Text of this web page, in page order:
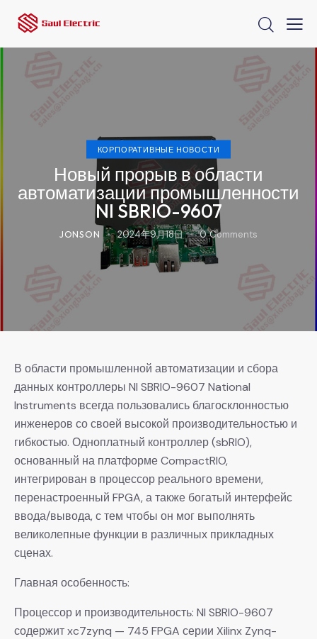
КОРПОРАТИВНЫЕ НОВОСТИ
Новый прорыв в области
автоматизации промышленности
NI SBRIO-9607
JONSON 2024年9月18日 0 Comments
В области промышленной автоматизации и сбора
данных контроллеры NI SBRIO-9607 National
Instruments всегда пользовались благосклонностью
инженеров со своей высокой производительностью и
гибкостью. Одноплатный контроллер (sbRIO),
основанный на платформе CompactRIO,
интегрирован в процессор реального времени,
перенастроенный FPGA, а также богатый интерфейс
ввода/вывода, с тем чтобы он мог выполнять
великолепные функции в различных прикладных
сценах.
Главная особенность:
Процессор и производительность: NI SBRIO-9607
содержит xc7zynq — 745 FPGA серии Xilinx Zynq-